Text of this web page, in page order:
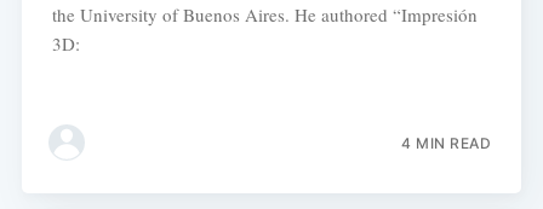
the University of Buenos Aires. He authored “Impresión
3D:
4 MIN READ